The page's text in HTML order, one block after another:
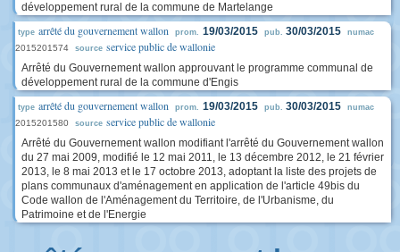
développement rural de la commune de Martelange
type arrêté du gouvernement wallon prom. 19/03/2015 pub. 30/03/2015 numac
2015201574 source service public de wallonie
Arrêté du Gouvernement wallon approuvant le programme communal de
développement rural de la commune d'Engis
type arrêté du gouvernement wallon prom. 19/03/2015 pub. 30/03/2015 numac
2015201580 source service public de wallonie
Arrêté du Gouvernement wallon modifiant l'arrêté du Gouvernement wallon
du 27 mai 2009, modifié le 12 mai 2011, le 13 décembre 2012, le 21 février
2013, le 8 mai 2013 et le 17 octobre 2013, adoptant la liste des projets de
plans communaux d'aménagement en application de l'article 49bis du
Code wallon de l'Aménagement du Territoire, de l'Urbanisme, du
Patrimoine et de l'Energie